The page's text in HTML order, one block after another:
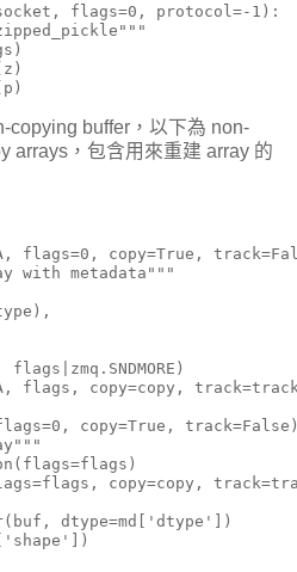
flags=0, protocol=-1):
copying buffer，以下為 non-
arrays，包含用來重建 array 的
flags=0, copy=True,
with metadata"""
flags|zmq.SNDMORE)
flags, copy=copy,
copy=True,
copy=copy,
dtype=md['dtype'])